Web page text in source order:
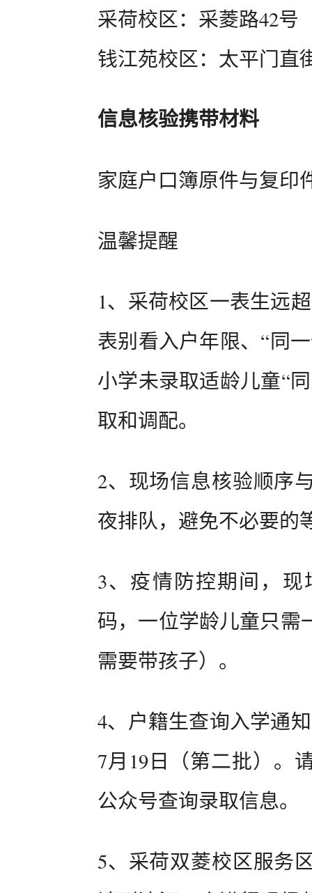
采荷校区：采菱路42号
钱江苑校区：太平门直
信息核验携带材料
家庭户口簿原件与复印
温馨提醒
1、采荷校区一表生远
表别看入户年限、“同
小学未录取适龄儿童“
取和调配。
2、现场信息核验顺序
夜排队，避免不必要的
3、疫情防控期间，
码，一位学龄儿童只需
需要带孩子）。
4、户籍生查询入学通
7月19日（第二批）。
公众号查询录取信息。
5、采荷双菱校区服务